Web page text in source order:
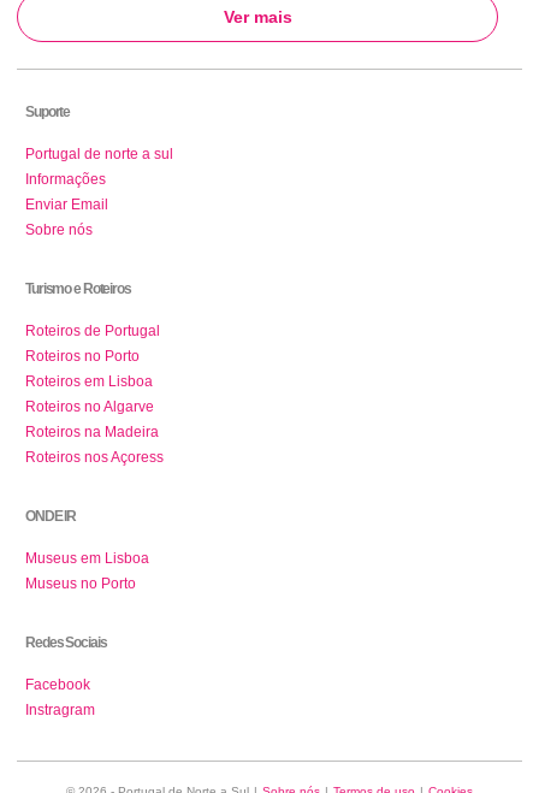
Ver mais
Suporte
Portugal de norte a sul
Informações
Enviar Email
Sobre nós
Turismo e Roteiros
Roteiros de Portugal
Roteiros no Porto
Roteiros em Lisboa
Roteiros no Algarve
Roteiros na Madeira
Roteiros nos Açoress
ONDE IR
Museus em Lisboa
Museus no Porto
Redes Sociais
Facebook
Instragram